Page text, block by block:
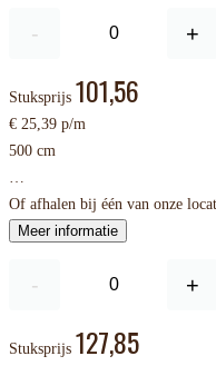
- +
Stuksprijs 101,56
€ 25,39 p/m
500 cm
…
Of afhalen bij één van onze
Meer informatie
- +
Stuksprijs 127,85